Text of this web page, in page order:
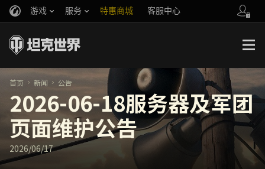
游戏 服务 特惠商城 客服中心
你好，吾久
万圣节
《以战止战》
官方自媒体
首页 新闻 公告
2026-06-18服务器及军团
页面维护公告
2026/06/17